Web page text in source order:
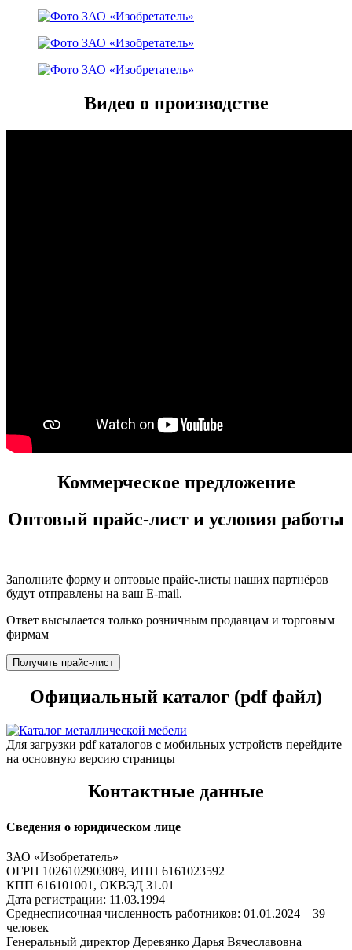
Видео о производстве
Коммерческое предложение
Оптовый прайс-лист и условия работы
Заполните форму и оптовые прайс-листы наших партнёров
будут отправлены на ваш E-mail.
Ответ высылается только розничным продавцам и торговым
фирмам
Получить прайс-лист
Официальный каталог (pdf файл)
Для загрузки pdf каталогов с мобильных устройств перейдите
на основную версию страницы
Контактные данные
Сведения о юридическом лице
ЗАО «Изобретатель»
ОГРН 1026102903089, ИНН 6161023592
КПП 616101001, ОКВЭД 31.01
Дата регистрации: 11.03.1994
Среднесписочная численность работников: 01.01.2024 – 39
человек
Генеральный директор Деревянко Дарья Вячеславовна